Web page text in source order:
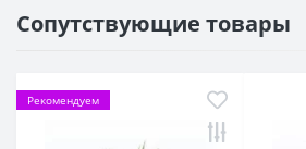
Сопутствующие товары
Рекомендуем